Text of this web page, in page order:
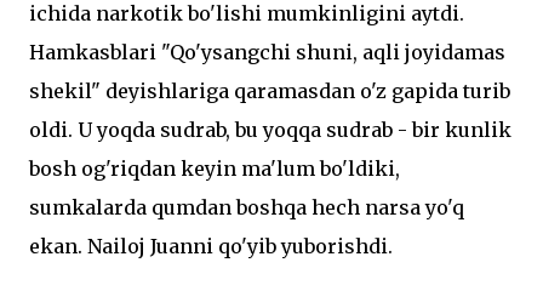
ichida narkotik bo'lishi mumkinligini aytdi.
Hamkasblari "Qo'ysangchi shuni, aqli joyidamas
shekil" deyishlariga qaramasdan o'z gapida turib
oldi. U yoqda sudrab, bu yoqqa sudrab - bir kunlik
bosh og'riqdan keyin ma'lum bo'ldiki,
sumkalarda qumdan boshqa hech narsa yo'q
ekan. Nailoj Juanni qo'yib yuborishdi.